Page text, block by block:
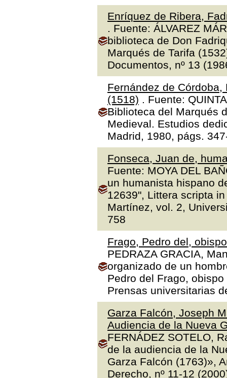
Enríquez de Ribera,
. Fuente: ÁLVAREZ
biblioteca de Don
Marqués de Tarifa
Documentos, nº 13
Fernández de
(1518) . Fuente:
Biblioteca del Marqués
Medieval. Estudios
Madrid, 1980, págs.
Fonseca, Juan de,
Fuente: MOYA DEL
un humanista hispano
12639", Littera scripta
Martínez, vol. 2,
758
Frago, Pedro del,
PEDRAZA GRACIA,
organizado de un
Pedro del Frago,
Prensas universitarias
Garza Falcón, Joseph
Audiencia de la Nueva
FERNÁDEZ SOTELO,
de la audiencia de la
Garza Falcón (1763)»,
Derecho, nº 11-12